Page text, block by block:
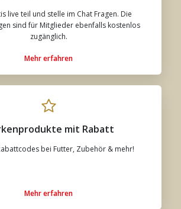
live teil und stelle im Chat Fragen. Die
sind für Mitglieder ebenfalls kostenlos
zugänglich.
Mehr erfahren
mit Rabatt
bei Futter, Zubehör & mehr!
Mehr erfahren